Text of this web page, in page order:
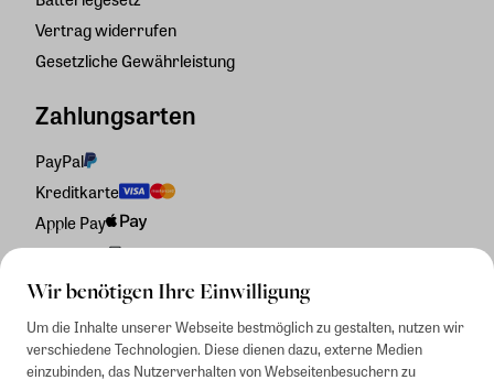
Wir benötigen Ihre Einwilligung
Um die Inhalte unserer Webseite bestmöglich zu gestalten, nutzen wir
verschiedene Technologien. Diese dienen dazu, externe Medien
einzubinden, das Nutzerverhalten von Webseitenbesuchern zu
Vertrag widerrufen
Gesetzliche Gewährleistung
Zahlungsarten
PayPal
Kreditkarte
Apple Pay
Rechnung